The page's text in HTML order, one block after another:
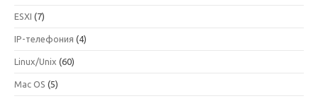
ESXI (7)
IP-телефония (4)
Linux/Unix (60)
Mac OS (5)